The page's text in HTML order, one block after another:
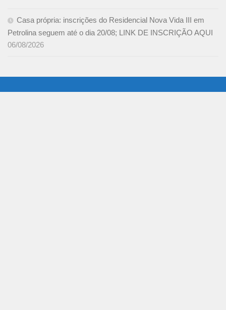
Casa própria: inscrições do Residencial Nova Vida III em
Petrolina seguem até o dia 20/08; LINK DE INSCRIÇÃO AQUI
06/08/2026